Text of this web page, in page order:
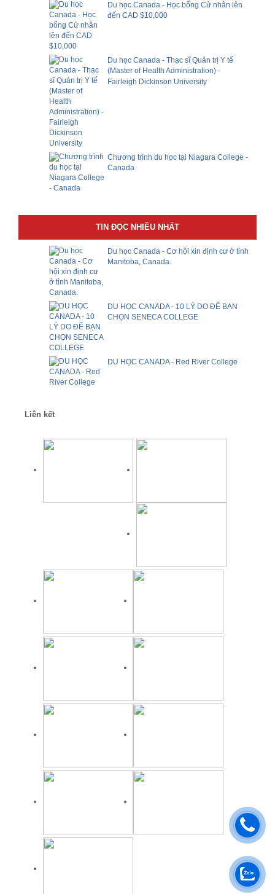
Du học Canada - Học bổng Cử nhân lên
đến CAD $10,000
Du học Canada - Thạc sĩ Quản trị Y tế
(Master of Health Administration) -
Fairleigh Dickinson University
Chương trình du học tại Niagara College -
Canada
TIN ĐỌC NHIỀU NHẤT
Du học Canada - Cơ hội xin định cư ở tỉnh
Manitoba, Canada.
DU HỌC CANADA - 10 LÝ DO ĐỂ BẠN
CHỌN SENECA COLLEGE
DU HỌC CANADA - Red River College
Liên kết